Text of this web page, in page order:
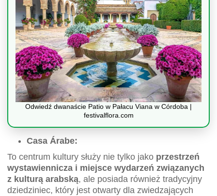
Odwiedź dwanaście Patio w Pałacu Viana w Córdoba |
festivalflora.com
Casa Árabe:
To centrum kultury służy nie tylko jako przestrzeń
wystawiennicza i miejsce wydarzeń związanych
z kulturą arabską, ale posiada również tradycyjny
dziedziniec, który jest otwarty dla zwiedzających